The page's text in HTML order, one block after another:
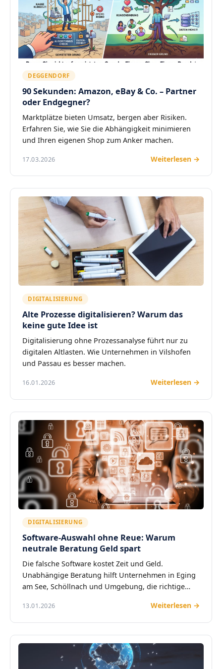
DEGGENDORF
90 Sekunden: Amazon, eBay & Co. – Partner
oder Endgegner?
Marktplätze bieten Umsatz, bergen aber Risiken.
Erfahren Sie, wie Sie die Abhängigkeit minimieren
und Ihren eigenen Shop zum Anker machen.
17.03.2026 Weiterlesen →
DIGITALISIERUNG
Alte Prozesse digitalisieren? Warum das
keine gute Idee ist
Digitalisierung ohne Prozessanalyse führt nur zu
digitalen Altlasten. Wie Unternehmen in Vilshofen
und Passau es besser machen.
16.01.2026 Weiterlesen →
DIGITALISIERUNG
Software-Auswahl ohne Reue: Warum
neutrale Beratung Geld spart
Die falsche Software kostet Zeit und Geld.
Unabhängige Beratung hilft Unternehmen in Eging
am See, Schöllnach und Umgebung, die richtige…
13.01.2026 Weiterlesen →